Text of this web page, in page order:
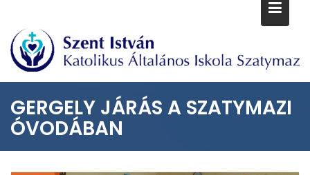
GERGELY JÁRÁS A SZATYMAZI
ÓVODÁBAN